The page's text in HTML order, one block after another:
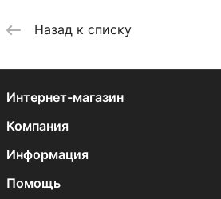
Назад к списку
Интернет-магазин
Компания
Информация
Помощь